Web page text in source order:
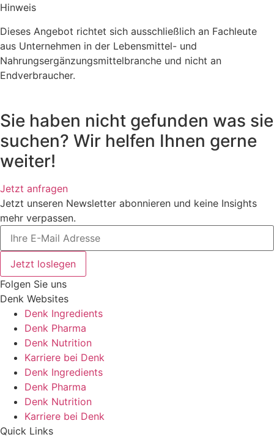
Hinweis
Dieses Angebot richtet sich ausschließlich an Fachleute
aus Unternehmen in der Lebensmittel- und
Nahrungsergänzungsmittelbranche und nicht an
Endverbraucher.
Sie haben nicht gefunden was sie
suchen? Wir helfen Ihnen gerne
weiter!
Jetzt anfragen
Jetzt unseren Newsletter abonnieren und keine Insights
mehr verpassen.
Jetzt loslegen
Folgen Sie uns
Denk Websites
Denk Ingredients
Denk Pharma
Denk Nutrition
Karriere bei Denk
Denk Ingredients
Denk Pharma
Denk Nutrition
Karriere bei Denk
Quick Links